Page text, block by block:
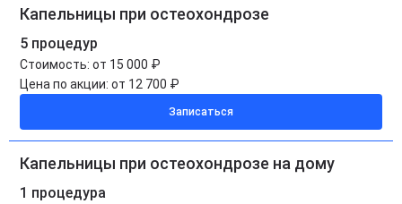
Капельницы при остеохондрозе
5 процедур
Стоимость: от 15 000 ₽
Цена по акции: от 12 700 ₽
Записаться
Капельницы при остеохондрозе на дому
1 процедура